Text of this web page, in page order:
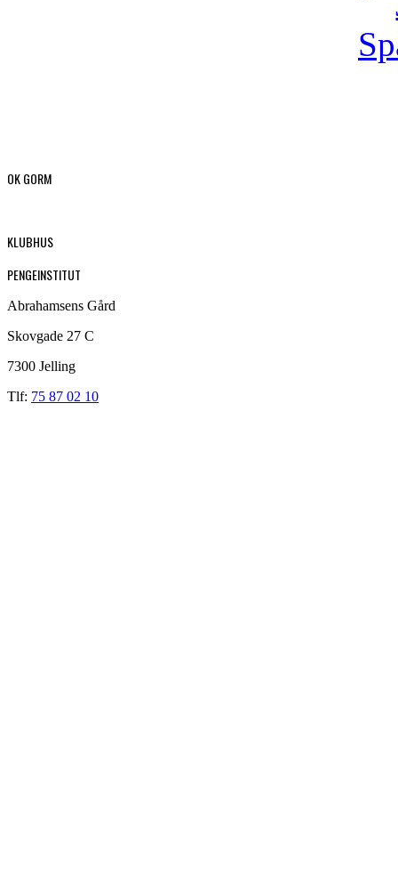
OK GORM
KLUBHUS
PENGEINSTITUT
Abrahamsens Gård
Skovgade 27 C
7300 Jelling
Tlf: 75 87 02 10